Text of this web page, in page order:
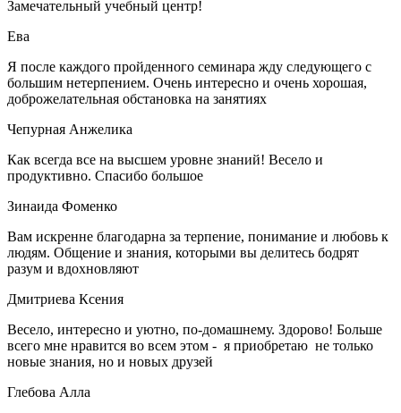
Замечательный учебный центр!
Ева
Я после каждого пройденного семинара жду следующего с
большим нетерпением. Очень интересно и очень хорошая,
доброжелательная обстановка на занятиях
Чепурная Анжелика
Как всегда все на высшем уровне знаний! Весело и
продуктивно. Спасибо большое
Зинаида Фоменко
Вам искренне благодарна за терпение, понимание и любовь к
людям. Общение и знания, которыми вы делитесь бодрят
разум и вдохновляют
Дмитриева Ксения
Весело, интересно и уютно, по-домашнему. Здорово! Больше
всего мне нравится во всем этом - я приобретаю не только
новые знания, но и новых друзей
Глебова Алла